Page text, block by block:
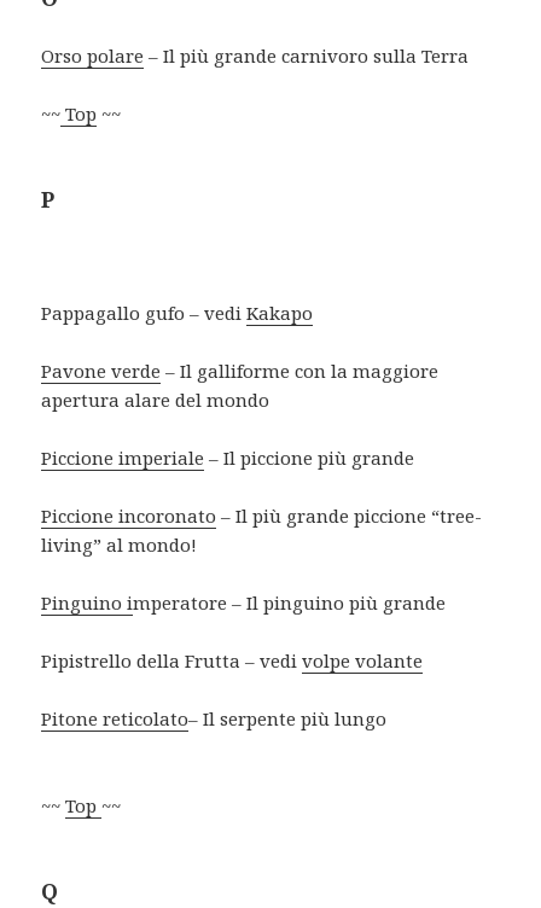
Orso polare – Il più grande carnivoro sulla Terra
~~ Top ~~
P
Pappagallo gufo – vediKakapo
Pavone verde – Il galliforme con la maggiore
apertura alare del mondo
Piccione imperiale – Il piccione più grande
Piccione incoronato – Il più grande piccione “tree-
living” al mondo!
Pinguino imperatore – Il pinguino più grande
Pipistrello della Frutta – vedivolpe volante
Pitone reticolato– Il serpente più lungo
~~Top~~
Q